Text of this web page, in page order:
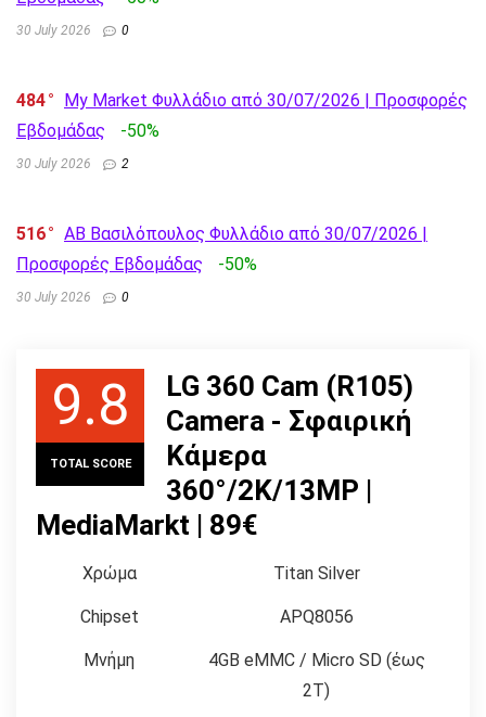
30 July 2026 0
484
My Market Φυλλάδιο από 30/07/2026 | Προσφορές
Εβδομάδας
-50%
30 July 2026 2
516
AB Βασιλόπουλος Φυλλάδιο από 30/07/2026 |
Προσφορές Εβδομάδας
-50%
30 July 2026 0
9.8
TOTAL SCORE
LG 360 Cam (R105)
Camera - Σφαιρική
Κάμερα
360°/2K/13MP |
MediaMarkt | 89€
Χρώμα Titan Silver
Chipset APQ8056
Μνήμη
4GB eMMC / Micro SD (έως
2T)